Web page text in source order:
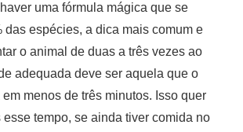
uma fórmula mágica que se
das espécies, a dica mais comum e
o animal de duas a três vezes ao
adequada deve ser aquela que o
menos de três minutos. Isso quer
tempo, se ainda tiver comida no